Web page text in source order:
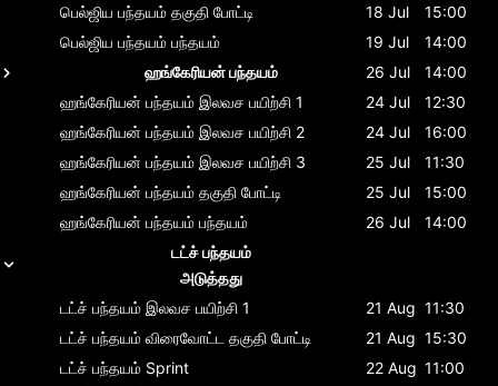
பெல்ஜிய பந்தயம் தகுதி போட்டி 18 Jul
15:00
பெல்ஜிய பந்தயம் பந்தயம் 19 Jul
14:00
ஹங்கேரியன் பந்தயம்
26 Jul
14:00
ஹங்கேரியன் பந்தயம் இலவச பயிற்சி 1 24 Jul
12:30
ஹங்கேரியன் பந்தயம் இலவச பயிற்சி 2 24 Jul
16:00
ஹங்கேரியன் பந்தயம் இலவச பயிற்சி 3 25 Jul
11:30
ஹங்கேரியன் பந்தயம் தகுதி போட்டி 25 Jul
15:00
ஹங்கேரியன் பந்தயம் பந்தயம் 26 Jul
14:00
டட்ச் பந்தயம்
அடுத்தது
டட்ச் பந்தயம் இலவச பயிற்சி 1 21 Aug 11:30
டட்ச் பந்தயம் விரைவோட்ட தகுதி போட்டி 21 Aug 15:30
டட்ச் பந்தயம் Sprint 22 Aug 11:00